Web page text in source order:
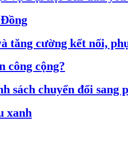
tăng cường kết nối,
công cộng?
chuyển đổi sang
xanh